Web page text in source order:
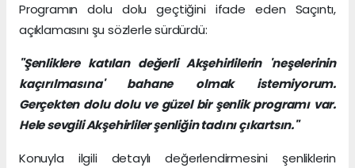
Programın dolu dolu geçtiğini ifade eden Saçıntı,
açıklamasını şu sözlerle sürdürdü:
"Şenliklere katılan değerli Akşehirlilerin 'neşelerinin
kaçırılmasına' bahane olmak istemiyorum.
Gerçekten dolu dolu ve güzel bir şenlik programı var.
Hele sevgili Akşehirliler şenliğin tadını çıkartsın."
Konuyla ilgili detaylı değerlendirmesini şenliklerin